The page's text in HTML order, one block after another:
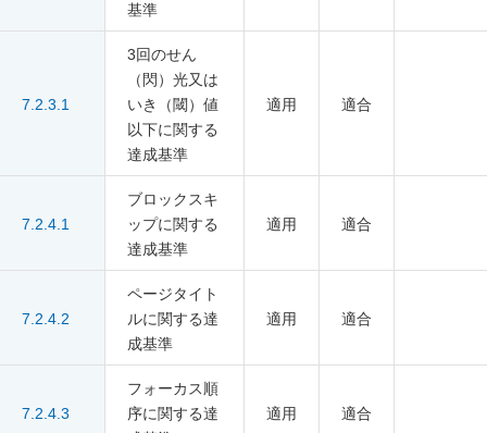
基準
7.2.3.1
3回のせん
（閃）光又は
いき（閾）値
以下に関する
達成基準
適用 適合
7.2.4.1
ブロックスキ
ップに関する
達成基準
適用 適合
7.2.4.2
ページタイト
ルに関する達
成基準
適用 適合
7.2.4.3
フォーカス順
序に関する達
適用 適合